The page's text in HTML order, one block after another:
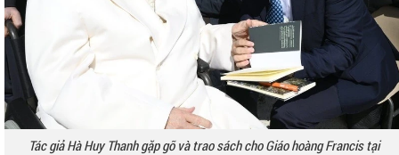
Tác giả Hà Huy Thanh gặp gỡ và trao sách cho Giáo hoàng Francis tại